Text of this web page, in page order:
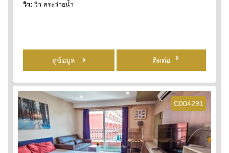
วิว: วิว สระว่ายน้ำ
ดูข้อมูล ติดต่อ
C004291